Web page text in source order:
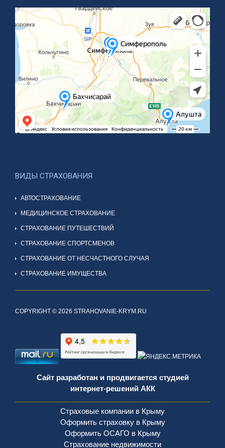
ВИДЫ СТРАХОВАНИЯ
АВТОСТРАХОВАНИЕ
МЕДИЦИНСКОЕ СТРАХОВАНИЕ
СТРАХОВАНИЕ ПУТЕШЕСТВИЙ
СТРАХОВАНИЕ СПОРТСМЕНОВ
СТРАХОВАНИЕ ОТ НЕСЧАСТНОГО СЛУЧАЯ
СТРАХОВАНИЕ ИМУЩЕСТВА
COPYRIGHT © 2026 STRAHOVANIE-KRYM.RU
Сайт разработан и продвигается студией
интернет-решений АКК
Страховые компании в Крыму
Оформить страховку в Крыму
Оформить ОСАГО в Крыму
Страхование недвижимости